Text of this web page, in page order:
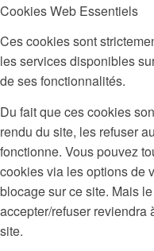
Cookies Web Essentiels
Ces cookies sont
les services disponibles
de ses fonctionnalités.
Du fait que ces cookies
rendu du site, les refuser
fonctionne. Vous pouvez
cookies via les options de
blocage sur ce site. Mais
accepter/refuser reviendra
site.